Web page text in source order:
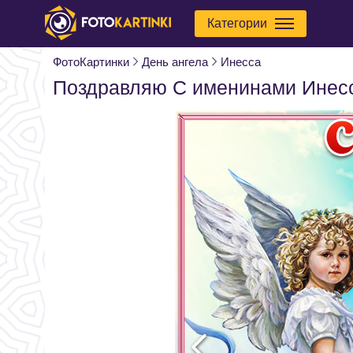
Категории
ФотоКартинки День ангела Инесса
Поздравляю С именинами